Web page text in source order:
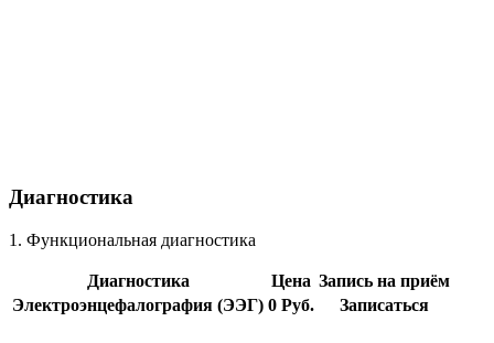
Диагностика
1. Функциональная диагностика
Диагностика Цена Запись на приём
Электроэнцефалография (ЭЭГ) 0 Руб. Записаться